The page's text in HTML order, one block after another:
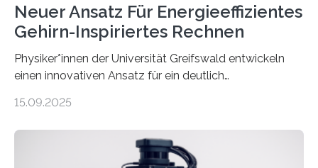
Neuer Ansatz Für Energieeffizientes
Gehirn-Inspiriertes Rechnen
Physiker*innen der Universität Greifswald entwickeln
einen innovativen Ansatz für ein deutlich
Lösungsweg ist inspiriert vom menschlichen Gehirn. Die
stellt die heutige Computertechnik vor
Herausforderungen. Herkömmliche Silizium-
15.09.2025